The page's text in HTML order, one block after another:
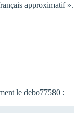
approximatif ».
le debo77580 :